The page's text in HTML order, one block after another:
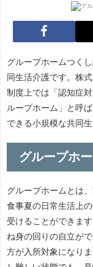
グループホームつく
同生活介護です。株
制度上では「認知症
ループホーム」と呼
できる小規模な共同生
グループホ
グループホームとは
食事夏の日常生活上
受けることができま
ね身の回りの自立が
方が入所対象になり